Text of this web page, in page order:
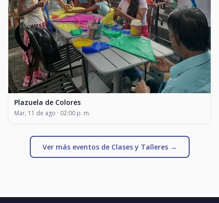
Plazuela de Colores
Mar, 11 de ago · 02:00 p. m.
Ver más eventos de Clases y Talleres →